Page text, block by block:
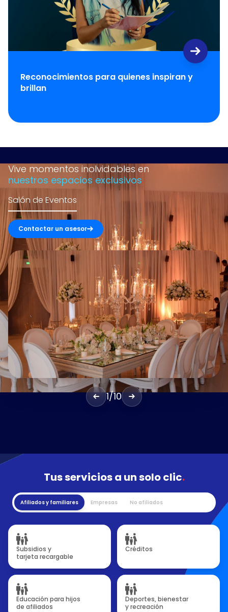
Reconocimientos para quienes inspiran y
brillan
Vive momentos inolvidables en
nuestros espacios exclusivos.
Salón de Eventos
Contactar un asesor
1/10
Tus servicios a un solo clic.
Afiliados y familiares Empresas No afiliados
Subsidios y
tarjeta recargable
Créditos
Educación para hijos
de afiliados
Deportes, bienestar
y recreación